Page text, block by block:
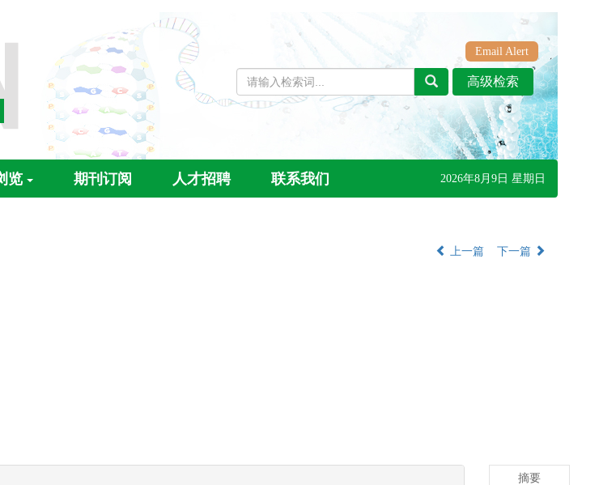
Email Alert
览 期刊订阅 人才招聘 联系我们 2026年8月9日 星期日
上一篇 下一篇
摘要